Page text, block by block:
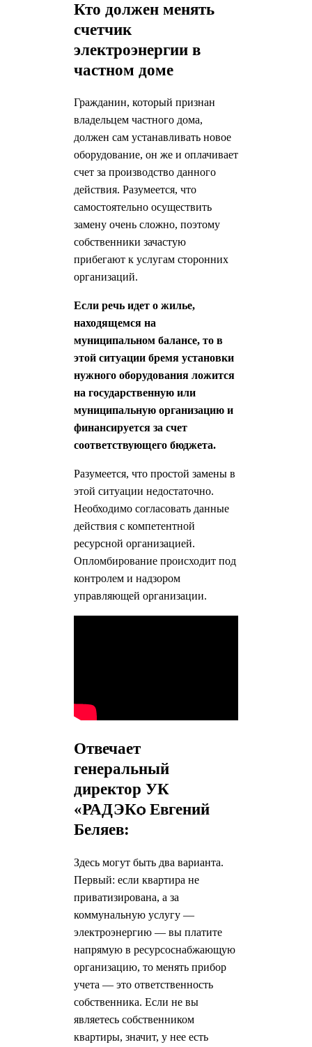
Кто должен менять
счетчик
электроэнергии в
частном доме
Гражданин, который признан
владельцем частного дома,
должен сам устанавливать новое
оборудование, он же и оплачивает
счет за производство данного
действия. Разумеется, что
самостоятельно осуществить
замену очень сложно, поэтому
собственники зачастую
прибегают к услугам сторонних
организаций.
Если речь идет о жилье,
находящемся на
муниципальном балансе, то в
этой ситуации бремя установки
нужного оборудования ложится
на государственную или
муниципальную организацию и
финансируется за счет
соответствующего бюджета.
Разумеется, что простой замены в
этой ситуации недостаточно.
Необходимо согласовать данные
действия с компетентной
ресурсной организацией.
Опломбирование происходит под
контролем и надзором
управляющей организации.
Отвечает
генеральный
директор УК
«РАДЭКѻ Евгений
Беляев:
Здесь могут быть два варианта.
Первый: если квартира не
приватизирована, а за
коммунальную услугу —
электроэнергию — вы платите
напрямую в ресурсоснабжающую
организацию, то менять прибор
учета — это ответственность
собственника. Если не вы
являетесь собственником
квартиры, значит, у нее есть